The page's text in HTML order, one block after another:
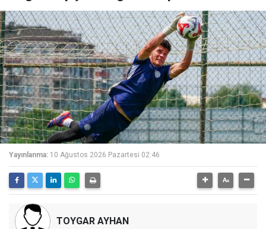
Yayınlanma: 10 Ağustos 2026 Pazartesi 02:46
TOYGAR AYHAN